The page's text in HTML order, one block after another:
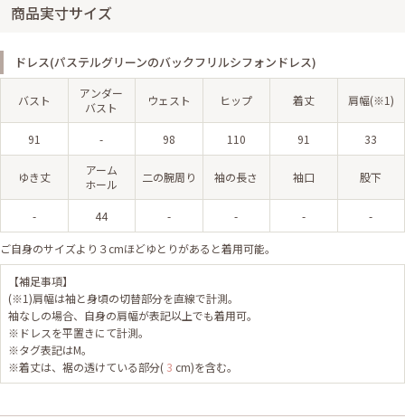
商品実寸サイズ
ドレス(パステルグリーンのバックフリルシフォンドレス)
バスト
アンダー
バスト
ウェスト ヒップ 着丈 肩幅(※1)
91 - 98 110 91 33
ゆき丈
アーム
ホール
二の腕周り 袖の長さ 袖口 股下
- 44 - - - -
ご自身のサイズより３cmほどゆとりがあると着用可能。
【補足事項】
(※1)肩幅は袖と身頃の切替部分を直線で計測。
袖なしの場合、自身の肩幅が表記以上でも着用可。
※ドレスを平置きにて計測。
※タグ表記はM。
※着丈は、裾の透けている部分( 3 cm)を含む。